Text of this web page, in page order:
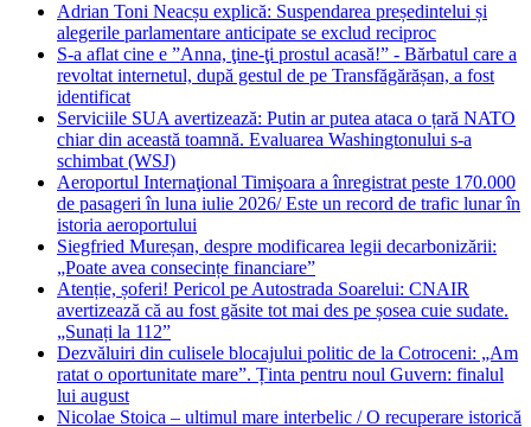
Adrian Toni Neacșu explică: Suspendarea președintelui și
alegerile parlamentare anticipate se exclud reciproc
S-a aflat cine e ”Anna, ţine-ţi prostul acasă!” - Bărbatul care a
revoltat internetul, după gestul de pe Transfăgărășan, a fost
identificat
Serviciile SUA avertizează: Putin ar putea ataca o țară NATO
chiar din această toamnă. Evaluarea Washingtonului s-a
schimbat (WSJ)
Aeroportul Internaţional Timişoara a înregistrat peste 170.000
de pasageri în luna iulie 2026/ Este un record de trafic lunar în
istoria aeroportului
Siegfried Mureșan, despre modificarea legii decarbonizării:
„Poate avea consecințe financiare”
Atenție, șoferi! Pericol pe Autostrada Soarelui: CNAIR
avertizează că au fost găsite tot mai des pe șosea cuie sudate.
„Sunați la 112”
Dezvăluiri din culisele blocajului politic de la Cotroceni: „Am
ratat o oportunitate mare”. Ținta pentru noul Guvern: finalul
lui august
Nicolae Stoica – ultimul mare interbelic / O recuperare istorică